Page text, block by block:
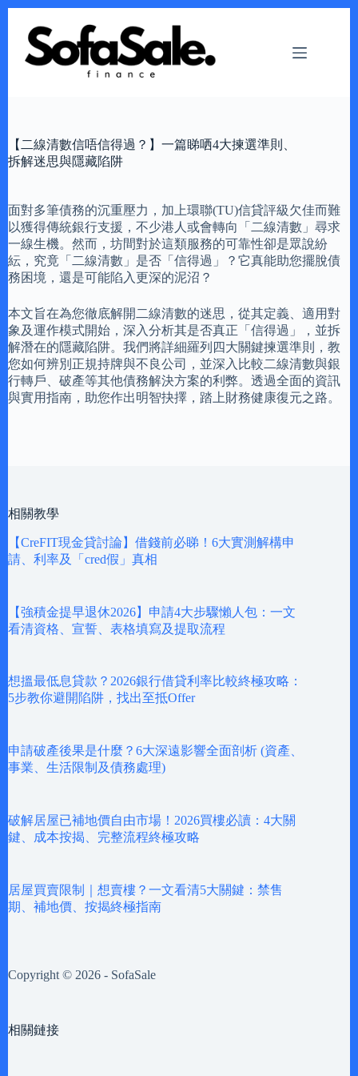
content
【二線清數信唔信得過？】一篇睇哂4大揀選準則、
拆解迷思與隱藏陷阱
面對多筆債務的沉重壓力，加上環聯(TU)信貸評級欠佳而難
以獲得傳統銀行支援，不少港人或會轉向「二線清數」尋求
一線生機。然而，坊間對於這類服務的可靠性卻是眾說紛
紜，究竟「二線清數」是否「信得過」？它真能助您擺脫債
務困境，還是可能陷入更深的泥沼？
本文旨在為您徹底解開二線清數的迷思，從其定義、適用對
象及運作模式開始，深入分析其是否真正「信得過」，並拆
解潛在的隱藏陷阱。我們將詳細羅列四大關鍵揀選準則，教
您如何辨別正規持牌與不良公司，並深入比較二線清數與銀
行轉戶、破產等其他債務解決方案的利弊。透過全面的資訊
與實用指南，助您作出明智抉擇，踏上財務健康復元之路。
相關教學
【CreFIT現金貸討論】借錢前必睇！6大實測解構申
請、利率及「cred假」真相
【強積金提早退休2026】申請4大步驟懶人包：一文
看清資格、宣誓、表格填寫及提取流程
想搵最低息貸款？2026銀行借貸利率比較終極攻略：
5步教你避開陷阱，找出至抵Offer
申請破產後果是什麼？6大深遠影響全面剖析 (資產、
事業、生活限制及債務處理)
破解居屋已補地價自由市場！2026買樓必讀：4大關
鍵、成本按揭、完整流程終極攻略
居屋買賣限制｜想賣樓？一文看清5大關鍵：禁售
期、補地價、按揭終極指南
Copyright © 2026 - SofaSale
相關鏈接